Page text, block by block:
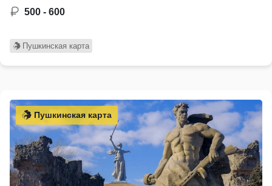
500 - 600
Пушкинская карта
Пушкинская карта